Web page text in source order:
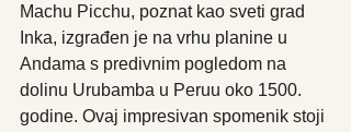
Machu Picchu, poznat kao sveti grad
Inka, izgrađen je na vrhu planine u
Andama s predivnim pogledom na
dolinu Urubamba u Peruu oko 1500.
godine. Ovaj impresivan spomenik stoji